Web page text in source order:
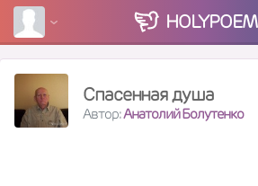
HOLYPOEM
Спасенная душа
Автор:Анатолий Болутенко